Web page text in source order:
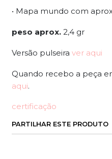
• Mapa mundo com
peso aprox.2,4 gr
Versão pulseira ver aqui
Quando recebo a peça
aqui.
certificação
PARTILHAR ESTE PRODUTO